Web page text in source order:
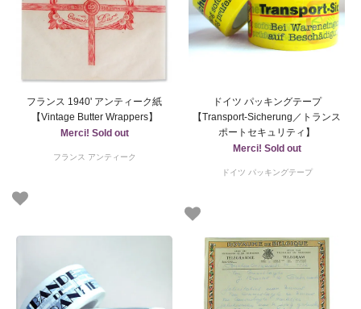
フランス 1940' アンティーク紙
【Vintage Butter Wrappers】
Merci! Sold out
フランス アンティーク
ドイツ パッキングテープ
【Transport-Sicherung／トランス
ポートセキュリティ】
Merci! Sold out
ドイツ パッキングテープ